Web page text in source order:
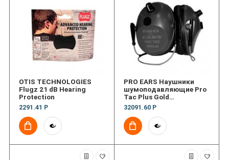
OTIS TECHNOLOGIES
Flugz 21 dB Hearing
Protection
2291.41 Р
PRO EARS Наушники
шумоподавляющие Pro
Tac Plus Gold
Black,Behind Head,Lithi
32091.60 Р